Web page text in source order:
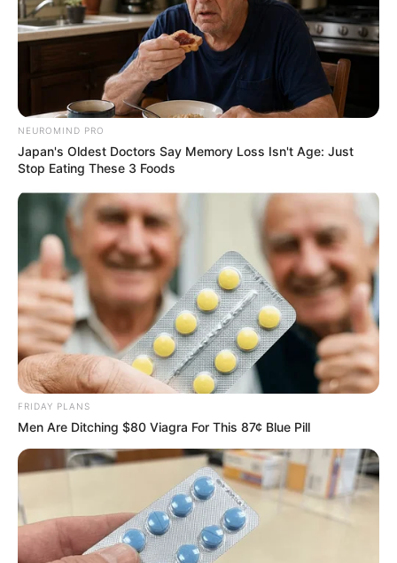
NEUROMIND PRO
Japan's Oldest Doctors Say Memory Loss Isn't Age: Just
Stop Eating These 3 Foods
FRIDAY PLANS
Men Are Ditching $80 Viagra For This 87¢ Blue Pill